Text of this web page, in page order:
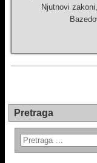
Njutnovi
Pretraga